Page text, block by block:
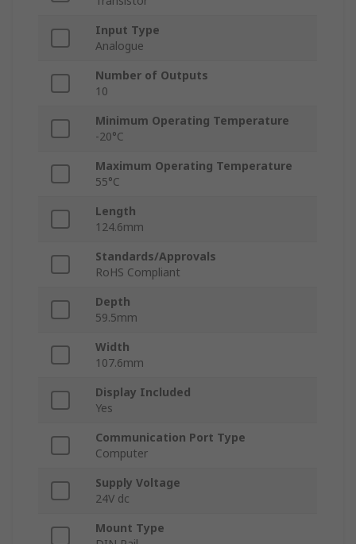
Input Type
Analogue
Number of Outputs
10
Minimum Operating Temperature
-20°C
Maximum Operating Temperature
55°C
Length
124.6mm
Standards/Approvals
RoHS Compliant
Depth
59.5mm
Width
107.6mm
Display Included
Yes
Communication Port Type
Computer
Supply Voltage
24V dc
Mount Type